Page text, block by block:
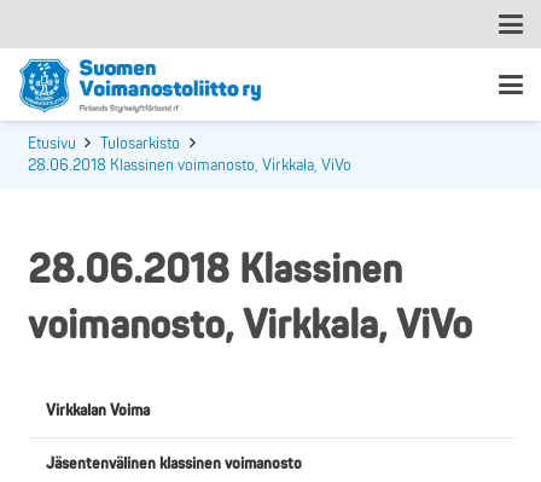
Etusivu
Tulosarkisto
28.06.2018 Klassinen voimanosto, Virkkala, ViVo
28.06.2018 Klassinen
voimanosto, Virkkala, ViVo
Virkkalan Voima
Jäsentenvälinen klassinen voimanosto